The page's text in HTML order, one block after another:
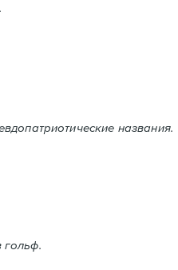
названия.
гольф.